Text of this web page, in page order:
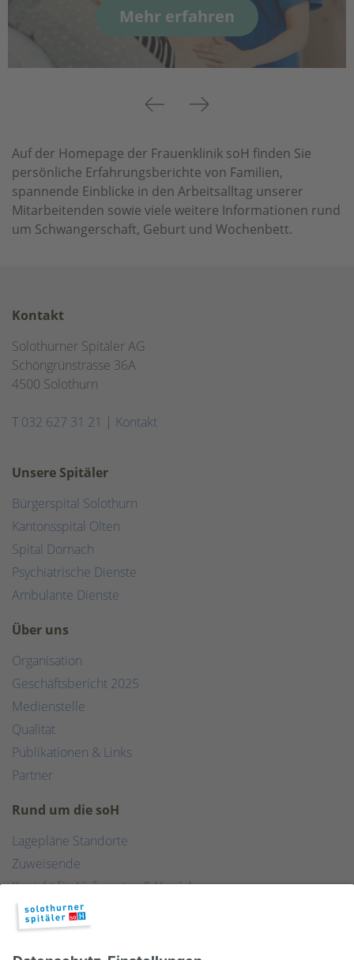
Previous
Mehr erfahren
Next
Auf der Homepage der Frauenklinik soH finden Sie
persönliche Erfahrungsberichte von Familien,
spannende Einblicke in den Arbeitsalltag unserer
Mitarbeitenden sowie viele weitere Informationen rund
um Schwangerschaft, Geburt und Wochenbett.
Kontakt
Solothurner Spitäler AG
Schöngrünstrasse 36A
4500 Solothurn
T 032 627 31 21 | Kontakt
Unsere Spitäler
Bürgerspital Solothurn
Kantonsspital Olten
Spital Dornach
Psychiatrische Dienste
Ambulante Dienste
Über uns
Organisation
Geschäftsbericht 2025
Medienstelle
Qualität
Publikationen & Links
Partner
Rund um die soH
Lagepläne Standorte
Zuweisende
Kontakt für Lieferanten & Versicherungen
Zentralwäscherei
HEBSORG
Spital Club